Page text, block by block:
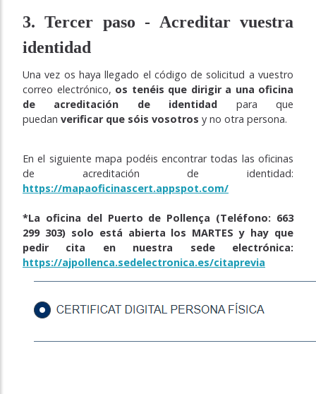
3. Tercer paso - Acreditar vuestra
identidad
Una vez os haya llegado el código de solicitud a vuestro
correo electrónico, os tenéis que dirigir a una oficina
de acreditación de identidad para que
puedan verificar que sóis vosotros y no otra persona.
En el siguiente mapa podéis encontrar todas las oficinas
de acreditación de identidad:
https://mapaoficinascert.appspot.com/
*La oficina del Puerto de Pollença (Teléfono: 663
299 303) solo está abierta los MARTES y hay que
pedir cita en nuestra sede electrónica:
https://ajpollenca.sedelectronica.es/citaprevia